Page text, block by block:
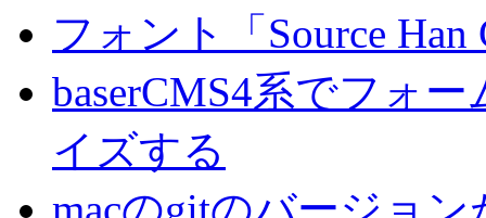
フォント「Source
baserCMS4系でフォ
イズする